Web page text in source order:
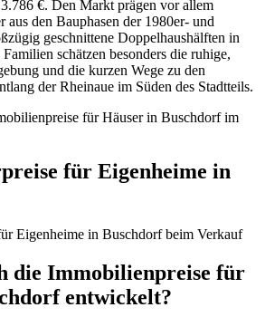
€. Den Markt prägen vor allem
aus den Bauphasen der 1980er- und
geschnittene Doppelhaushälften in
schätzen besonders die ruhige,
und die kurzen Wege zu den
der Rheinaue im Süden des Stadtteils.
für Eigenheime in
die Immobilienpreise für
entwickelt?